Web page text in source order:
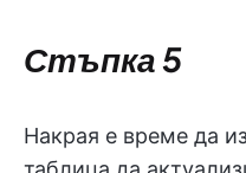
Стъпка 5
Накрая е време да